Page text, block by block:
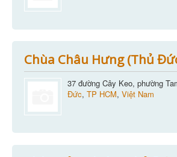
Chùa Châu Hưng (Thủ
37 đường Cây Keo, phường
Đức, TP HCM, Việt Nam